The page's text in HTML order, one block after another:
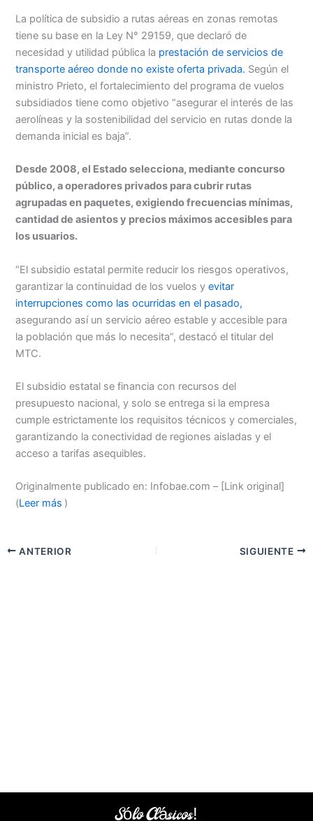
La política de subsidio a rutas aéreas en zonas remotas
tiene su base en la Ley N° 29159, que declaró de
necesidad y utilidad pública la prestación de servicios de
transporte aéreo donde no existe oferta privada. Según el
ministro Prieto, el fortalecimiento del programa de vuelos
subsidiados tiene como objetivo “asegurar el interés de las
aerolíneas y la sostenibilidad del servicio en rutas donde la
demanda inicial es baja”.
Desde 2008, el Estado selecciona, mediante concurso
público, a operadores privados para cubrir rutas
agrupadas en paquetes, exigiendo frecuencias mínimas,
cantidad de asientos y precios máximos accesibles para
los usuarios.
“El subsidio estatal permite reducir los riesgos operativos,
garantizar la continuidad de los vuelos y evitar
interrupciones como las ocurridas en el pasado,
asegurando así un servicio aéreo estable y accesible para
la población que más lo necesita”, destacó el titular del
MTC.
El subsidio estatal se financia con recursos del
presupuesto nacional, y solo se entrega si la empresa
cumple estrictamente los requisitos técnicos y comerciales,
garantizando la conectividad de regiones aisladas y el
acceso a tarifas asequibles.
Originalmente publicado en: Infobae.com – [Link original]
(Leer más )
ANTERIOR SIGUIENTE
Sólo Clásicos!